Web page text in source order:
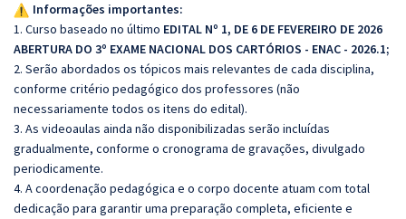
Informações importantes:
1. Curso baseado no último EDITAL Nº 1, DE 6 DE FEVEREIRO DE 2026
ABERTURA DO 3º EXAME NACIONAL DOS CARTÓRIOS - ENAC - 2026.1;
2. Serão abordados os tópicos mais relevantes de cada disciplina,
conforme critério pedagógico dos professores (não
necessariamente todos os itens do edital).
3. As videoaulas ainda não disponibilizadas serão incluídas
gradualmente, conforme o cronograma de gravações, divulgado
periodicamente.
4. A coordenação pedagógica e o corpo docente atuam com total
dedicação para garantir uma preparação completa, eficiente e